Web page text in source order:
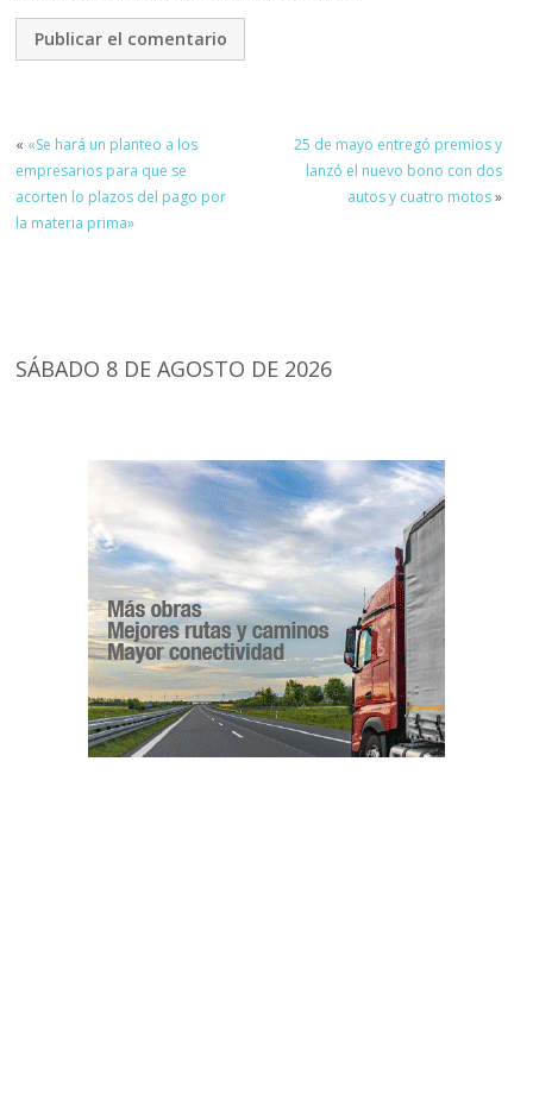
« «Se hará un planteo a los
empresarios para que se
acorten lo plazos del pago por
la materia prima»
25 de mayo entregó premios y
lanzó el nuevo bono con dos
autos y cuatro motos»
SÁBADO 8 DE AGOSTO DE 2026